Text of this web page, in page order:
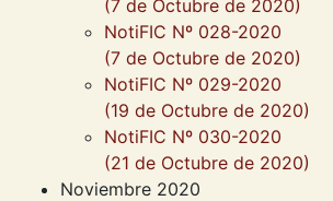
(7 de Octubre de 2020)
NotiFIC Nº 028-2020
(7 de Octubre de 2020)
NotiFIC Nº 029-2020
(19 de Octubre de 2020)
NotiFIC Nº 030-2020
(21 de Octubre de 2020)
Noviembre 2020